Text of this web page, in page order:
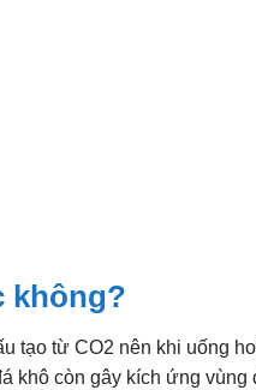
không?
tạo từ CO2 nên khi uống
khô còn gây kích ứng